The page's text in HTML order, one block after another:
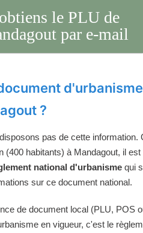
le PLU de
par e-mail
?
pas de cette information.
(400 habitants) à Mandagout, il
national d'urbanisme qui
sur ce document national.
de document local (PLU, POS
en vigueur, c'est le